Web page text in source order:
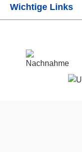
Wichtige Links